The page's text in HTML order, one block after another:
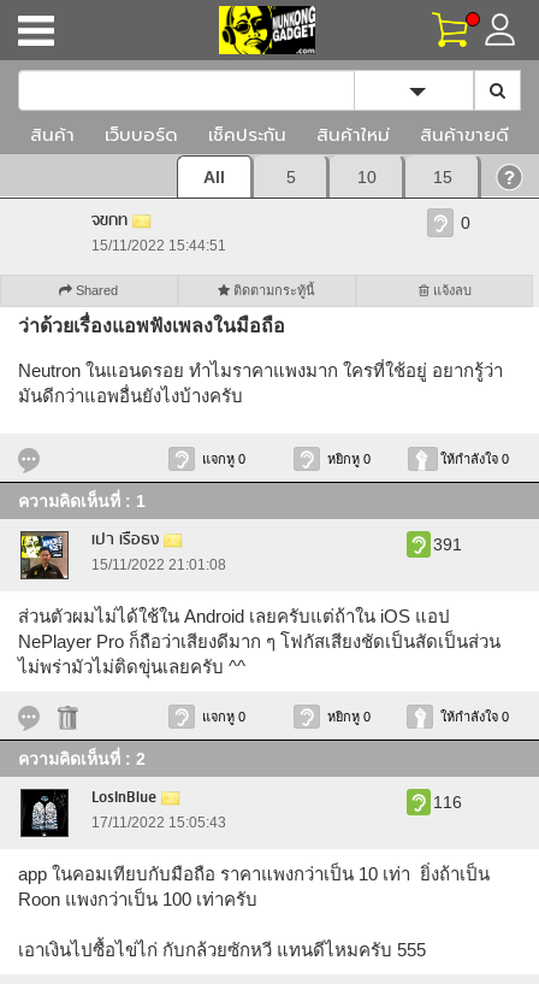
Toggle
สินค้า เว็บบอร์ด เช็คประกัน สินค้าใหม่ สินค้าขายดี
All 5 10 15
จขกท
15/11/2022 15:44:51
0
Shared ติดตามกระทู้นี้ แจ้งลบ
ว่าด้วยเรื่องแอพฟังเพลงในมือถือ
Neutron ในแอนดรอย​ ทำไมราคาแพง​มาก​ ใครที่ใช้อยู่​ อยากรู้ว่า
มันดีกว่าแอพอื่นยังไงบ้างครับ​
แจกหู 0 หยิกหู 0 ให้กำลังใจ 0
ความคิดเห็นที่ : 1
เปา เรือธง
15/11/2022 21:01:08
391
ส่วนตัวผมไม่ได้ใช้ใน Android เลยครับแต่ถ้าใน iOS แอป
NePlayer Pro ก็ถือว่าเสียงดีมาก ๆ โฟกัสเสียงชัดเป็นสัดเป็นส่วน
ไม่พร่ามัวไม่ติดขุ่นเลยครับ ^^
แจกหู 0 หยิกหู 0 ให้กำลังใจ 0
ความคิดเห็นที่ : 2
LosInBlue
17/11/2022 15:05:43
116
app ในคอมเทียบกับมือถือ ราคาแพงกว่าเป็น 10 เท่า ยิ่งถ้าเป็น
Roon แพงกว่าเป็น 100 เท่าครับ
เอาเงินไปซื้อไข่ไก่ กับกล้วยซักหวี แทนดีไหมครับ 555